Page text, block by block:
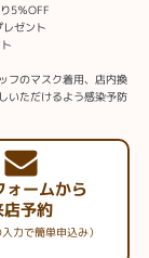
5％OFF
ゼント
ント
フのマスク着用、店内換
いただけるよう感染予防
ォームから
店予約
入力で簡単申込み）